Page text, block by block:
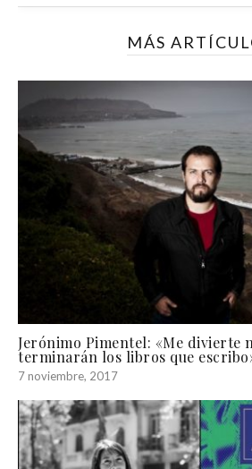
MÁS
Jerónimo Pimentel: «Me divierte
terminarán los libros que
7 noviembre, 2017